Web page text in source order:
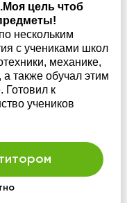
цель чтоб
нескольким
с учениками школ
механике,
а также обучал этим
Готовил к
учеников